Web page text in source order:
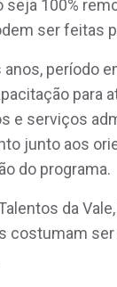
100%
ser feitas
período
para
e serviços
junto aos
do programa.
da
ser